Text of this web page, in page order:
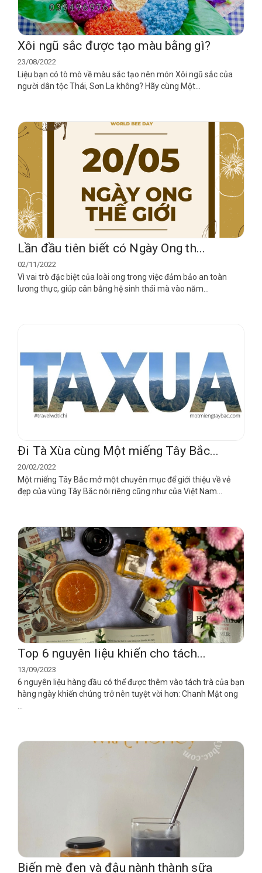
Xôi ngũ sắc được tạo màu bằng gì?
23/08/2022
Liệu bạn có tò mò về màu sắc tạo nên món Xôi ngũ sắc của
người dân tộc Thái, Sơn La không? Hãy cùng Một...
Lần đầu tiên biết có Ngày Ong th...
02/11/2022
Vì vai trò đặc biệt của loài ong trong việc đảm bảo an toàn
lương thực, giúp cân bằng hệ sinh thái mà vào năm...
Đi Tà Xùa cùng Một miếng Tây Bắc...
20/02/2022
Một miếng Tây Bắc mở một chuyên mục để giới thiệu về vẻ
đẹp của vùng Tây Bắc nói riêng cũng như của Việt Nam...
Top 6 nguyên liệu khiến cho tách...
13/09/2023
6 nguyên liệu hàng đầu có thể được thêm vào tách trà của bạn
hàng ngày khiến chúng trở nên tuyệt vời hơn: Chanh Mật ong
Biến mè đen và đậu nành thành sữa